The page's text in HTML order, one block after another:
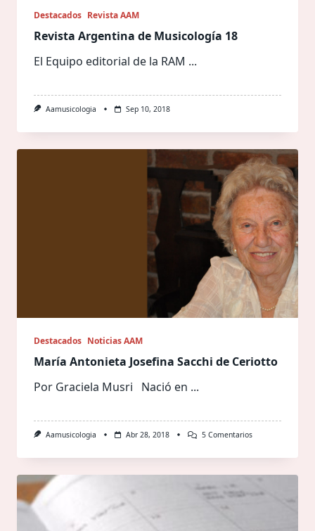
Destacados Revista AAM
Revista Argentina de Musicología 18
El Equipo editorial de la RAM ...
Aamusicologia Sep 10, 2018
Destacados Noticias AAM
María Antonieta Josefina Sacchi de Ceriotto
Por Graciela Musri Nació en ...
Aamusicologia Abr 28, 2018 5 ComentariosEn
Sacchi
Ceriotto